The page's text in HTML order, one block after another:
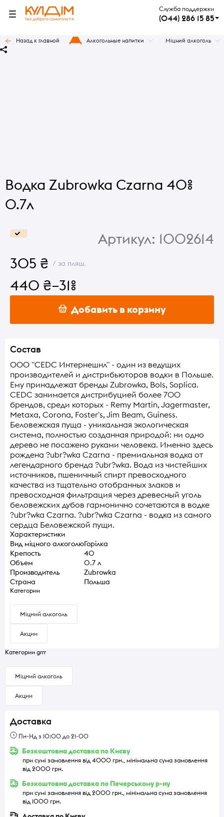
Служба поддержки
(044) 286 15 85
Назад к главной Алкогольные напитки Міцний алкоголь
Водка Zubrowka Czarna 40%
0.7л
Артикул: 1002614
305 ₴ / за пляш.
440 ₴–31%
Добавить в корзину
Состав
ООО "CEDC Интернешнл" - один из ведущих
производителей и дистрибьюторов водки в Польше.
Ему принадлежат бренды Zubrowka, Bols, Soplica.
CEDC занимается дистрибуцией более 700
брендов, среди которых - Remy Martin, Jagermaster,
Metaxa, Corona, Foster's, Jim Beam, Guiness.
Беловежская пуща - уникальная экологическая
система, полностью созданная природой: ни одно
дерево не посажено руками человека. Именно здесь
рождена ?ubr?wka Czarna - премиальная водка от
легендарного бренда ?ubr?wka. Вода из чистейших
источников, пшеничный спирт превосходного
качества из тщательно отобранных злаков и
превосходная фильтрация через древесный уголь
беловежских дубов гармонично сочетаются в водке
?ubr?wka Czarna. ?ubr?wka Czarna - водка из самого
сердца Беловежской пущи.
Характеристики
Вид міцного алкоголюГорілка
Крепость
40
Объем
0.7 л
Производитель
Zubrowka
Страна
Польша
Категории
Міцний алкоголь
Акции
Категории grrr
Міцний алкоголь
Акции
Доставка
Пн-Нд з 10:00 до 21-00
Безкоштовна доставка по Києву
при сумі замовлення від 4000 грн., мінімальна сума замовлення
від 2000 грн.
Безкоштовна доставка по Печерському р-ну
при сумі замовлення від 2000 грн., мінімальна сума замовлення
від 1000 грн.